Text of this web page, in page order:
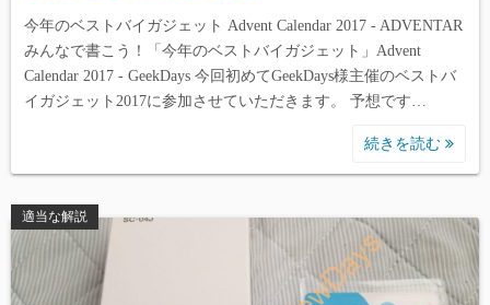
今年のベストバイガジェット Advent Calendar 2017 - ADVENTAR
みんなで書こう！「今年のベストバイガジェット」Advent
Calendar 2017 - GeekDays 今回初めてGeekDays様主催のベストバ
イガジェット2017に参加させていただきます。 予想です…
続きを読む
適当な解説